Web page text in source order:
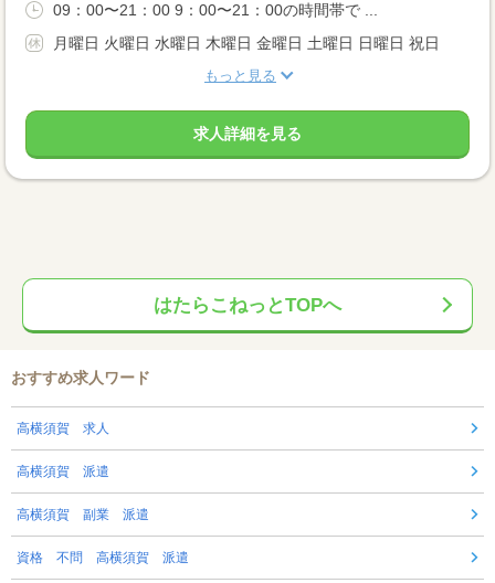
09：00〜21：00 9：00〜21：00の時間帯で ...
月曜日 火曜日 水曜日 木曜日 金曜日 土曜日 日曜日 祝日
もっと見る
求人詳細を見る
はたらこねっとTOPへ
おすすめ求人ワード
高横須賀 求人
高横須賀 派遣
高横須賀 副業 派遣
資格 不問 高横須賀 派遣